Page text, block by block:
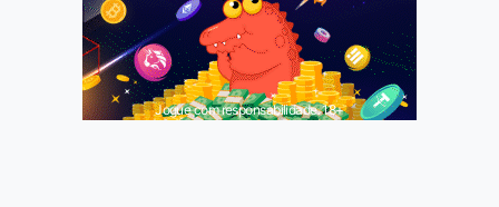
Jogue com responsabilidade. 18+